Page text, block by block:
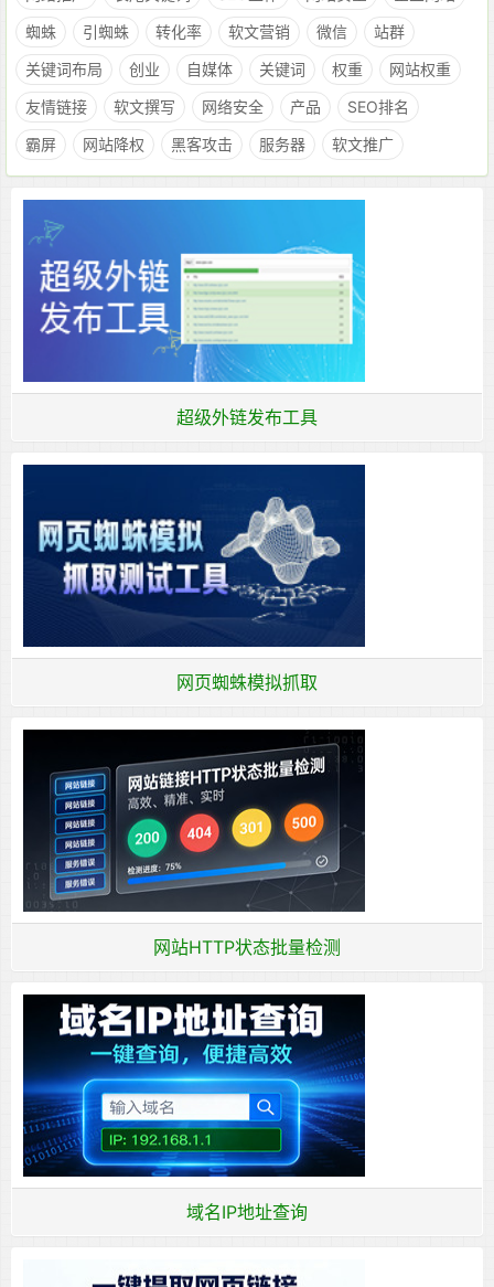
蜘蛛
引蜘蛛 转化率 软文营销 微信
站群
关键词布局
创业 自媒体 关键词 权重
网站权重
友情链接
软文撰写 网络安全 产品
SEO排名
霸屏
网站降权 黑客攻击 服务器 软文推广
超级外链发布工具
网页蜘蛛模拟抓取
网站HTTP状态批量检测
域名IP地址查询